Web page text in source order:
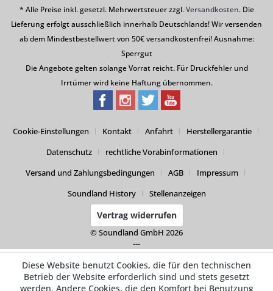
* Alle Preise inkl. gesetzl. Mehrwertsteuer zzgl.Versandkosten. Die
Lieferung erfolgt ausschließlich innerhalb Deutschlands! Wir versenden
ab dem Mindestbestellwert von 50€ versandkostenfrei! Ausnahme:
Sperrgut
Die Angebote gelten solange Vorrat reicht. Für Druckfehler und
Irrtümer wird keine Haftung übernommen.
Cookie-Einstellungen Kontakt Anfahrt
Herstellergarantie
Datenschutz
rechtliche Vorabinformationen
Versand und Zahlungsbedingungen
AGB
Impressum
Soundland History
Stellenanzeigen
Vertrag widerrufen
© Soundland GmbH 2026
---
Diese Website benutzt Cookies, die für den technischen
Betrieb der Website erforderlich sind und stets gesetzt
werden. Andere Cookies, die den Komfort bei Benutzung